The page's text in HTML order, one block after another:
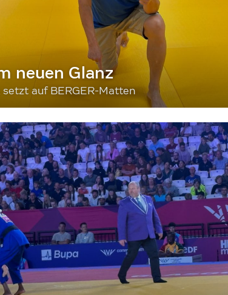
neuen Glanz
setzt auf BERGER-Matten